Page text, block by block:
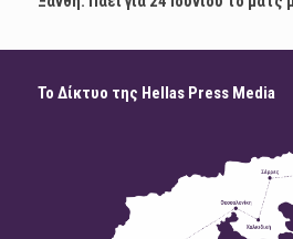
Το Δίκτυο της Hellas Press Media